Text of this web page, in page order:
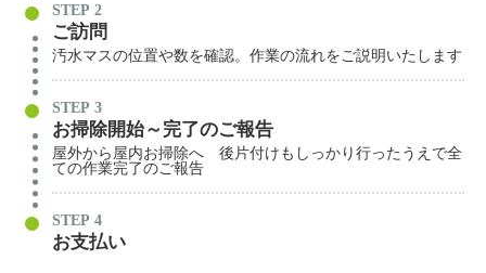
STEP
ご訪問
汚水マスの位置や数を確認。作業の流れをご説明いたします
STEP
お掃除開始～完了のご報告
屋外から屋内お掃除へ 後片付けもしっかり行ったうえで全
ての作業完了のご報告
STEP
お支払い